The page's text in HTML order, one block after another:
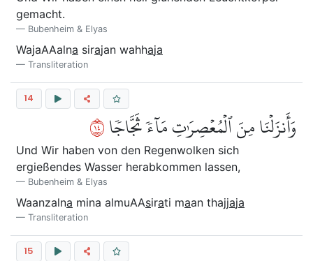
gemacht.
Bubenheim & Elyas
WajaAAalna sirajan wahhaja
Transliteration
14
وَأَنزَلۡنَا مِنَ ٱلۡمُعۡصِرَٰتِ مَآءٗ ثَجَّاجٗا٤١
Und Wir haben von den Regenwolken sich
ergießendes Wasser herabkommen lassen,
Bubenheim & Elyas
Waanzalna mina almuAAsirati maan thajjaja
Transliteration
15